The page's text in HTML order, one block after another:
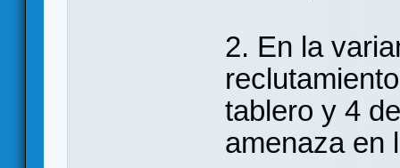
2. En la
tablero y 4
amenaza en